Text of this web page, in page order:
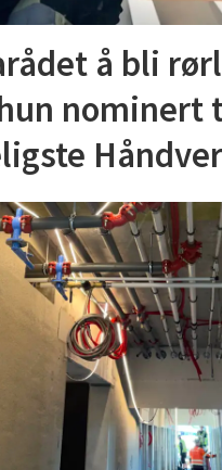
å bli
nominert